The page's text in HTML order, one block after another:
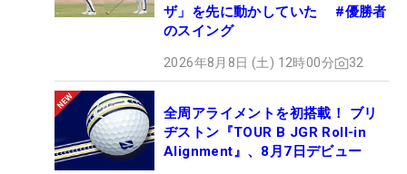
ザ」を先に動かしていた #優勝者
のスイング
2026年8月8日 (土) 12時00分 32
全周アライメントを初搭載！ ブリ
ヂストン『TOUR B JGR Roll-in
Alignment』、8月7日デビュー